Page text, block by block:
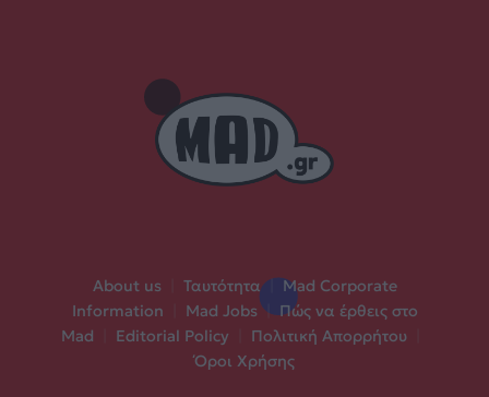
About us Ταυτότητα |
Mad Corporate
Information
Mad Jobs | Πώς να έρθεις στο
Mad
Editorial Policy Πολιτική Απορρήτου
Όροι Χρήσης